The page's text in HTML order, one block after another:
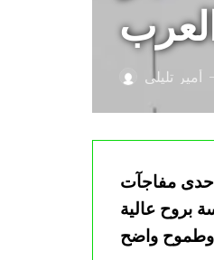
أمير تليلي
مفاجآت
بروح عالية